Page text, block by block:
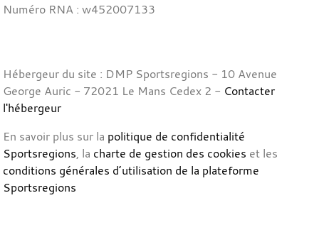
Numéro RNA : w452007133
Hébergeur du site : DMP Sportsregions - 10 Avenue
George Auric - 72021 Le Mans Cedex 2 - Contacter
l'hébergeur
En savoir plus sur la politique de confidentialité
Sportsregions, la charte de gestion des cookies et les
conditions générales d’utilisation de la plateforme
Sportsregions